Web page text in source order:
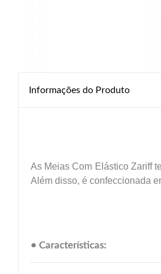
Informações do Produto
As Meias Com Elástico Zariff
Além disso, é confeccionada
• Características: